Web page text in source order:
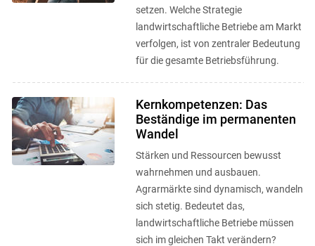
setzen. Welche Strategie
landwirtschaftliche Betriebe am Markt
verfolgen, ist von zentraler Bedeutung
für die gesamte Betriebsführung.
Kernkompetenzen: Das
Beständige im permanenten
Wandel
Stärken und Ressourcen bewusst
wahrnehmen und ausbauen.
Agrarmärkte sind dynamisch, wandeln
sich stetig. Bedeutet das,
landwirtschaftliche Betriebe müssen
sich im gleichen Takt verändern?